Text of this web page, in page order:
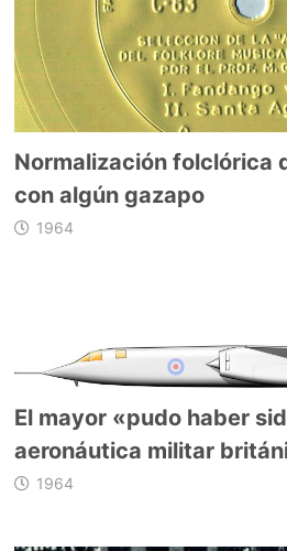
Normalización folclórica
con algún gazapo
1964
El mayor «pudo haber
aeronáutica militar
1964